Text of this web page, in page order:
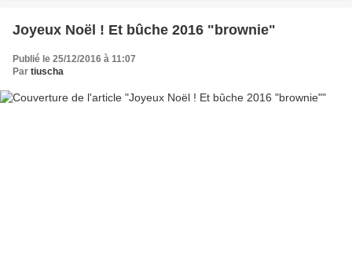
Joyeux Noël ! Et bûche 2016 "brownie"
Publié le 25/12/2016 à 11:07
Par tiuscha